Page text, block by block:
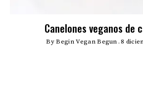
Canelones veganos de
ByBegin Vegan Begun 8